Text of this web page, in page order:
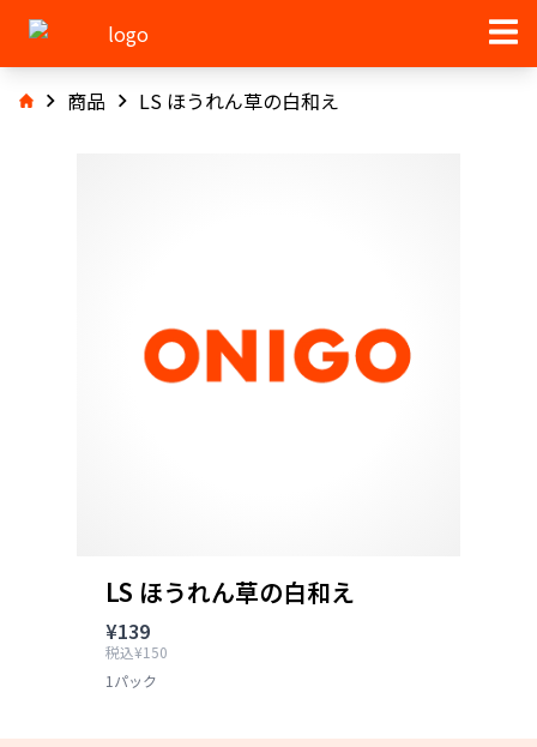
商品 LS ほうれん草の白和え
LS ほうれん草の白和え
¥139
税込¥150
1パック